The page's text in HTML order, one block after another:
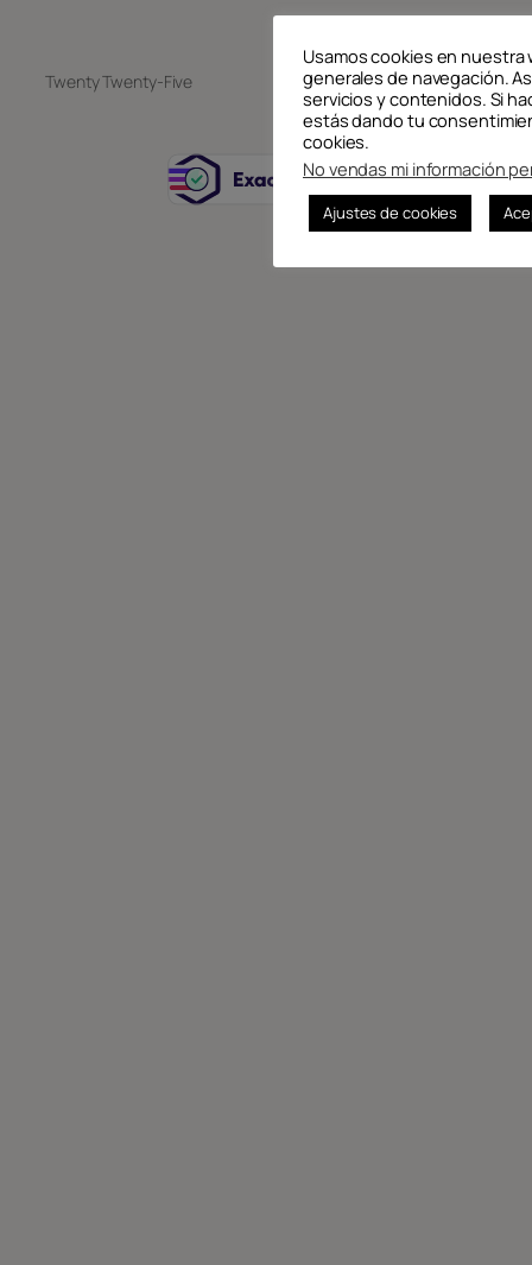
Twenty Twenty-Five Diseñado conWordPress
Usamos cookies en
generales de navegación.
servicios y contenidos. Si
estás dando tu
cookies.
No vendas mi información
Ajustes de cookies